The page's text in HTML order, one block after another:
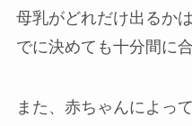
母乳がどれだけ出るか
でに決めても十分間に合
また、赤ちゃんによっ